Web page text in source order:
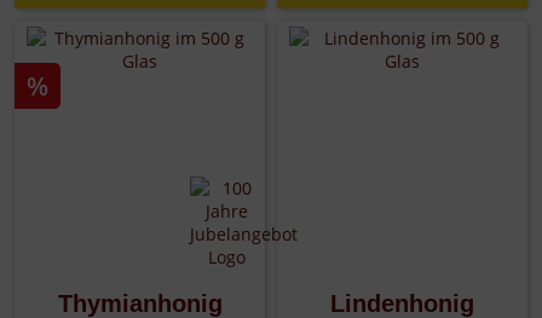
%
Thymianhonig
Lindenhonig